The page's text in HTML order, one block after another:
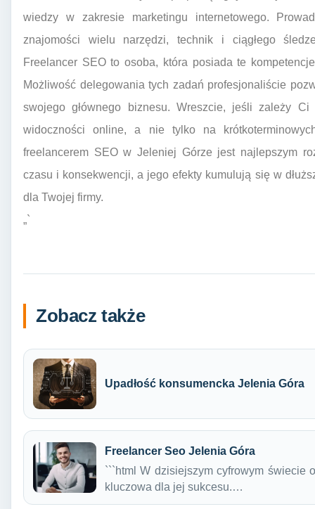
wiedzy w zakresie marketingu internetowego.
znajomości wielu narzędzi, technik i ciągłego
Freelancer SEO to osoba, która posiada te
Możliwość delegowania tych zadań profesjonaliście
swojego głównego biznesu. Wreszcie, jeśli zależy
widoczności online, a nie tylko na
freelancerem SEO w Jeleniej Górze jest najlepszym
czasu i konsekwencji, a jego efekty kumulują się w
dla Twojej firmy.
„`
Zobacz także
Upadłość konsumencka Jelenia Góra
Freelancer Seo Jelenia Góra
```html W dzisiejszym cyfrowym świecie
kluczowa dla jej sukcesu.…